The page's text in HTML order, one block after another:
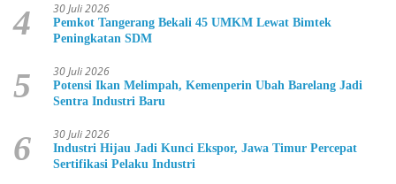
4 30 Juli 2026
Pemkot Tangerang Bekali 45 UMKM Lewat Bimtek
Peningkatan SDM
5 30 Juli 2026
Potensi Ikan Melimpah, Kemenperin Ubah Barelang Jadi
Sentra Industri Baru
6 30 Juli 2026
Industri Hijau Jadi Kunci Ekspor, Jawa Timur Percepat
Sertifikasi Pelaku Industri